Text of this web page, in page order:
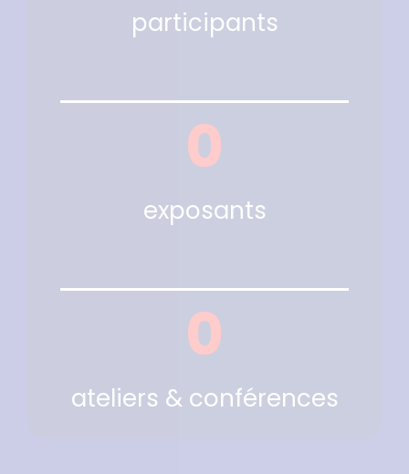
participants
0
exposants
0
ateliers & conférences